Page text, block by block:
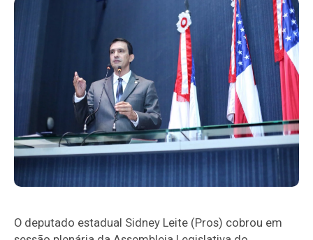
O deputado estadual Sidney Leite (Pros) cobrou em